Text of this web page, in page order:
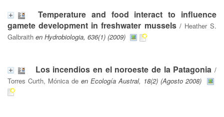
Temperature and food interact to influence
gamete development in freshwater mussels/ Heather S.
Galbraith en Hydrobiologia, 636(1) (2009)
Los incendios en el noroeste de la Patagonia /
Torres Curth, Mónica de en Ecología Austral, 18(2) (Agosto 2008)